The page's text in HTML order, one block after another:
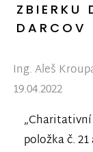
ZBIERKU
DARCOV
Ing. Aleš
19.04.2022
položka č. 21